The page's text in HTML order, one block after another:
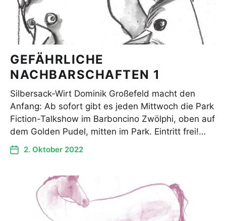
GEFÄHRLICHE
NACHBARSCHAFTEN 1
Silbersack-Wirt Dominik Großefeld macht den
Anfang: Ab sofort gibt es jeden Mittwoch die Park
Fiction-Talkshow im Barboncino Zwölphi, oben auf
dem Golden Pudel, mitten im Park. Eintritt frei!…
2. Oktober 2022